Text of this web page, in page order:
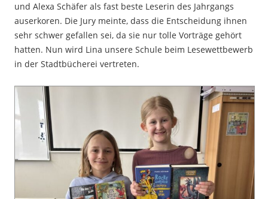
und Alexa Schäfer als fast beste Leserin des Jahrgangs
auserkoren. Die Jury meinte, dass die Entscheidung ihnen
sehr schwer gefallen sei, da sie nur tolle Vorträge gehört
hatten. Nun wird Lina unsere Schule beim Lesewettbewerb
in der Stadtbücherei vertreten.